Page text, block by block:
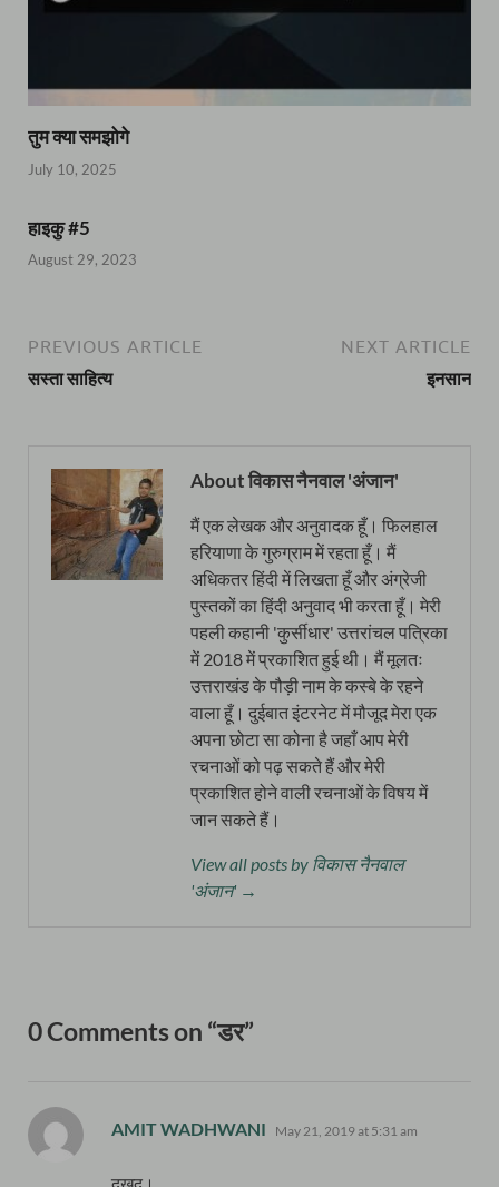
तुम क्या समझोगे
July 10, 2025
हाइकु #5
August 29, 2023
PREVIOUS ARTICLE
सस्ता साहित्य
NEXT ARTICLE
इनसान
About विकास नैनवाल 'अंजान'
मैं एक लेखक और अनुवादक हूँ। फिलहाल
हरियाणा के गुरुग्राम में रहता हूँ। मैं
अधिकतर हिंदी में लिखता हूँ और अंग्रेजी
पुस्तकों का हिंदी अनुवाद भी करता हूँ। मेरी
पहली कहानी 'कुर्सीधार' उत्तरांचल पत्रिका
में 2018 में प्रकाशित हुई थी। मैं मूलतः
उत्तराखंड के पौड़ी नाम के कस्बे के रहने
वाला हूँ। दुईबात इंटरनेट में मौजूद मेरा एक
अपना छोटा सा कोना है जहाँ आप मेरी
रचनाओं को पढ़ सकते हैं और मेरी
प्रकाशित होने वाली रचनाओं के विषय में
जान सकते हैं।
View all posts by विकास नैनवाल
'अंजान' →
0 Comments on “डर”
AMIT WADHWANI says:
May 21, 2019 at 5:31 am